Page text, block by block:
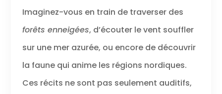
Imaginez-vous en train de traverser des
forêts enneigées, d’écouter le vent souffler
sur une mer azurée, ou encore de découvrir
la faune qui anime les régions nordiques.
Ces récits ne sont pas seulement auditifs,